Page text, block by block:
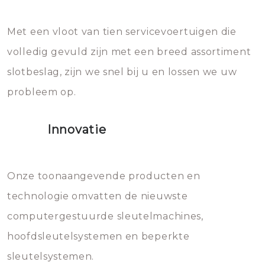
eroverheen hebt gegooid weer
bevriezen.
die relatief gemakkelijk te
beschadigen zijn. In veel
gevallen zult u schade aan de
sloten veroorzaken, waardoor
geheel vervangen moet worden.
mee, die u gemakkelijk kunt
vermijden.
Met een vloot van tien servicevoertuigen die
volledig gevuld zijn met een breed assortiment
slotbeslag, zijn we snel bij u en lossen we uw
probleem op.
Innovatie
Onze toonaangevende producten en
technologie omvatten de nieuwste
computergestuurde sleutelmachines,
hoofdsleutelsystemen en beperkte
sleutelsystemen.